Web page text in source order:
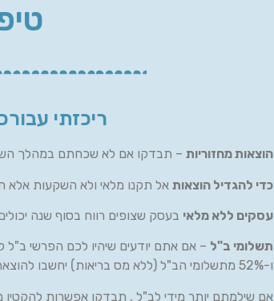
ריכזתי
הוצאות מחזוריות – תבדקו אם לא שכחתם במהלך
כדי להגדיל הוצאות אל תקנו מלאי ולא השקעות אלא
עסקים ללא מלאי בעסק שצופים רווח בסוף שנה
תשלומי ב"ל – אם אתם יודעים שיהיו לכם הפרשי
ו-52% מתשלומי הב"ל (ללא מס בריאות) יחשבו להוצאה מוכרת .
אם שילמתם יותר מידי לב"ל , תבדקו אפשרות